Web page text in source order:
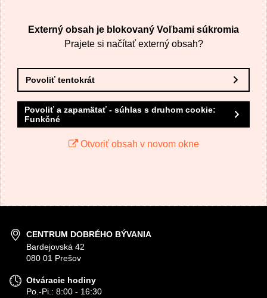
VAŠA OTÁZKA K PRODUKTU
Odoslať
Externý obsah je blokovaný Voľbami súkromia
Prajete si načítať externý obsah?
Povoliť tentokrát
Povoliť a zapamätať - súhlas s druhom cookie:
Funkčné
Otvoriť obsah v novom okne
CENTRUM DOBRÉHO BÝVANIA
Bardejovská 42
080 01 Prešov
Otváracie hodiny
Po.-Pi.: 8:00 - 16:30